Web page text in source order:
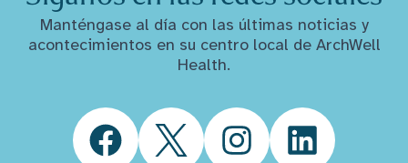
Manténgase al día con las últimas noticias y
acontecimientos en su centro local de ArchWell
Health.
FacebookTwitter InstagramLinkedIn